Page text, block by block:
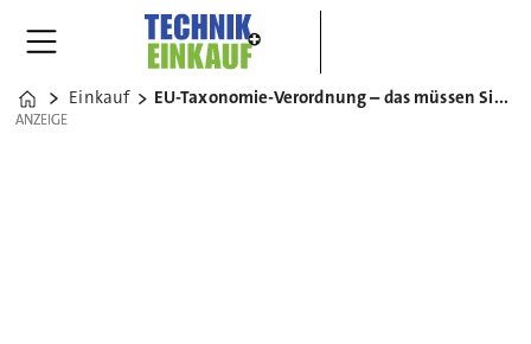
Home
Einkauf EU-Taxonomie-Verordnung – das müssen Sie wissen
ANZEIGE
ANZEIGE